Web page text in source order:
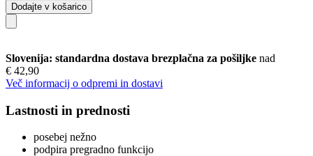
Dodajte v košarico
Slovenija: standardna dostava brezplačna za pošiljke nad
€ 42,90
Več informacij o odpremi in dostavi
Lastnosti in prednosti
posebej nežno
podpira pregradno funkcijo